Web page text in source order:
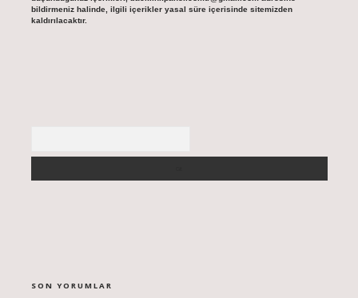
bildirmeniz halinde, ilgili içerikler yasal süre içerisinde sitemizden
kaldırılacaktır.
SON YORUMLAR